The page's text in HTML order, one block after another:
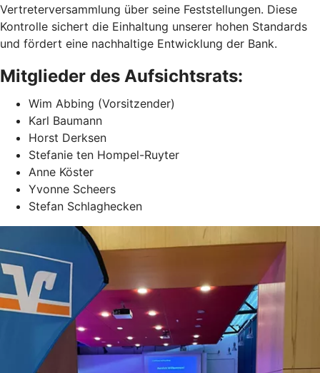
Vertreterversammlung über seine Feststellungen. Diese
Kontrolle sichert die Einhaltung unserer hohen Standards
und fördert eine nachhaltige Entwicklung der Bank.
Mitglieder des Aufsichtsrats:
Wim Abbing (Vorsitzender)
Karl Baumann
Horst Derksen
Stefanie ten Hompel-Ruyter
Anne Köster
Yvonne Scheers
Stefan Schlaghecken